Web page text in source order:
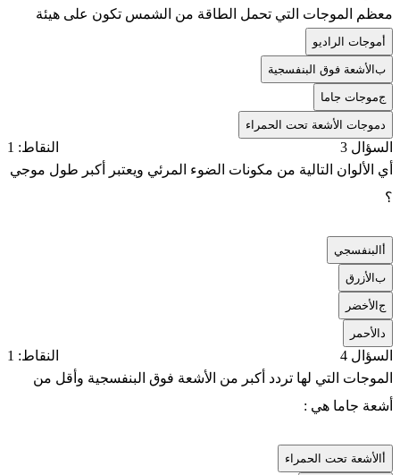
معظم الموجات التي تحمل الطاقة من الشمس تكون على هيئة
موجات الراديو
بالأشعة فوق البنفسجية
جموجات جاما
موجات الأشعة تحت الحمراء
السؤال 3
النقاط: 1
أي الألوان التالية من مكونات الضوء المرئي ويعتبر أكبر طول موجي
؟
البنفسجي
بالأزرق
جالأخضر
الأحمر
السؤال 4
النقاط: 1
الموجات التي لها تردد أكبر من الأشعة فوق البنفسجية وأقل من
أشعة جاما هي :
الأشعة تحت الحمراء